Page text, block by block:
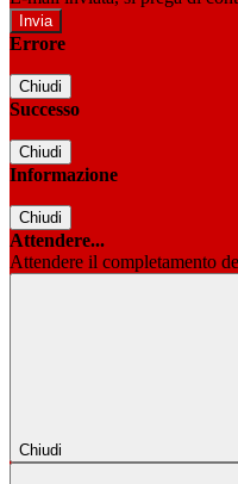
Errore
Chiudi
Successo
Chiudi
Informazione
Chiudi
Attendere...
Attendere il completamento
Chiudi